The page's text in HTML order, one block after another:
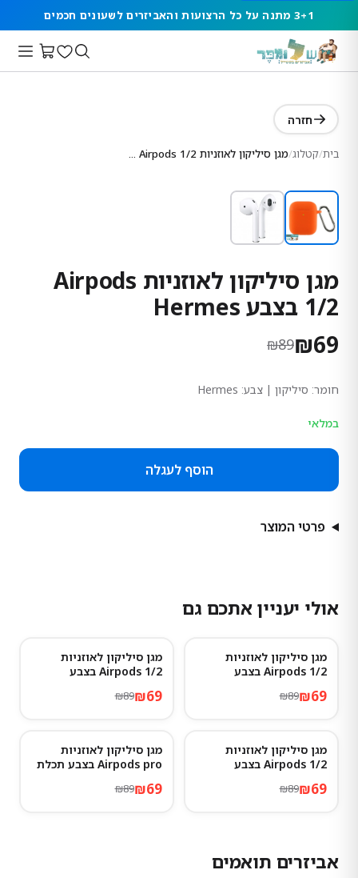
3+1 מתנה על כל הרצועות והאביזרים לשעונים חכמים
חזרה
בית/קטלוג/ מגן סיליקון לאוזניות Airpods 1/2 בצבע Hermes
מגן סיליקון לאוזניות Airpods
1/2 בצבע Hermes
₪69
₪89
חומר: סיליקון | צבע: Hermes
במלאי
הוסף לעגלה
פרטי המוצר
אולי יעניין אתכם גם
-
22 %
מגן סיליקון לאוזניות
Airpods 1/2 בצבע
₪69
₪89
-
22 %
מגן סיליקון לאוזניות
Airpods 1/2 בצבע
₪69
₪89
-
22 %
מגן סיליקון לאוזניות
Airpods 1/2 בצבע
₪69
₪89
-
22 %
מגן סיליקון לאוזניות
Airpods pro בצבע תכלת
₪69
₪89
אביזרים תואמים